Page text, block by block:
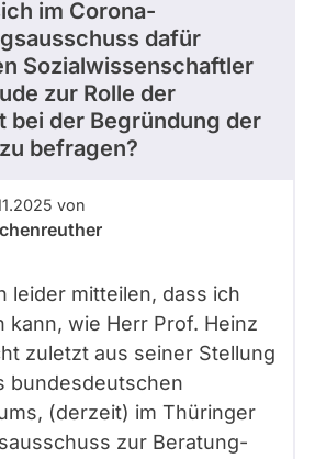
im Corona-
dafür
Sozialwissenschaftler
zur Rolle der
bei der Begründung der
befragen?
von
leider mitteilen, dass ich
kann, wie Herr Prof. Heinz
zuletzt aus seiner Stellung
bundesdeutschen
(derzeit) im Thüringer
zur Beratung-